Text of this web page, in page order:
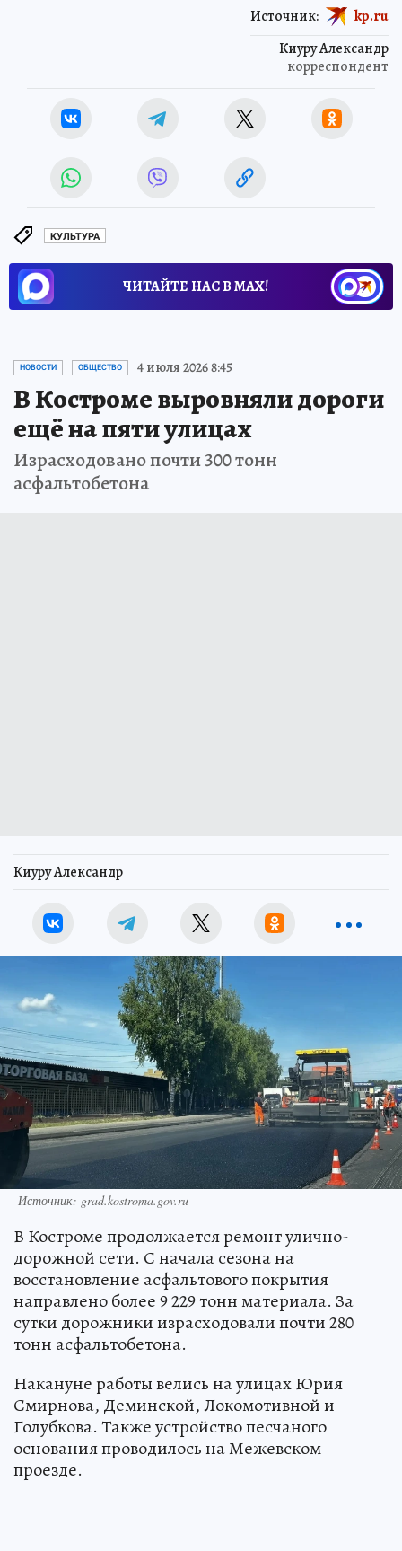
Киуру Александр
корреспондент
Источник: kp.ru
КУЛЬТУРА
ЧИТАЙТЕ НАС В МАХ!
НОВОСТИ ОБЩЕСТВО 4 июля 2026 8:45
В Костроме выровняли дороги
ещё на пяти улицах
Израсходовано почти 300 тонн
асфальтобетона
Киуру Александр
Источник: grad.kostroma.gov.ru
В Костроме продолжается ремонт улично-
дорожной сети. С начала сезона на
восстановление асфальтового покрытия
направлено более 9 229 тонн материала. За
сутки дорожники израсходовали почти 280
тонн асфальтобетона.
Накануне работы велись на улицах Юрия
Смирнова, Деминской, Локомотивной и
Голубкова. Также устройство песчаного
основания проводилось на Межевском
проезде.